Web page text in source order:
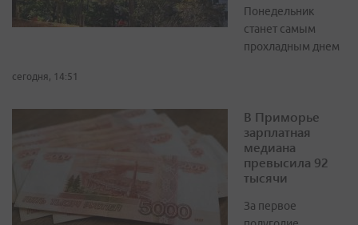
Понедельник
станет самым
прохладным днем
сегодня, 14:51
В Приморье
зарплатная
медиана
превысила 92
тысячи
За первое